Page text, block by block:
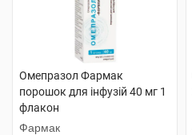
Омепразол Фармак
порошок для інфузій 40 мг 1
флакон
Фармак